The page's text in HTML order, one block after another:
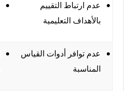
عدم ارتباط التقييم
بالأهداف التعليمية
عدم توافر أدوات القياس
المناسبة